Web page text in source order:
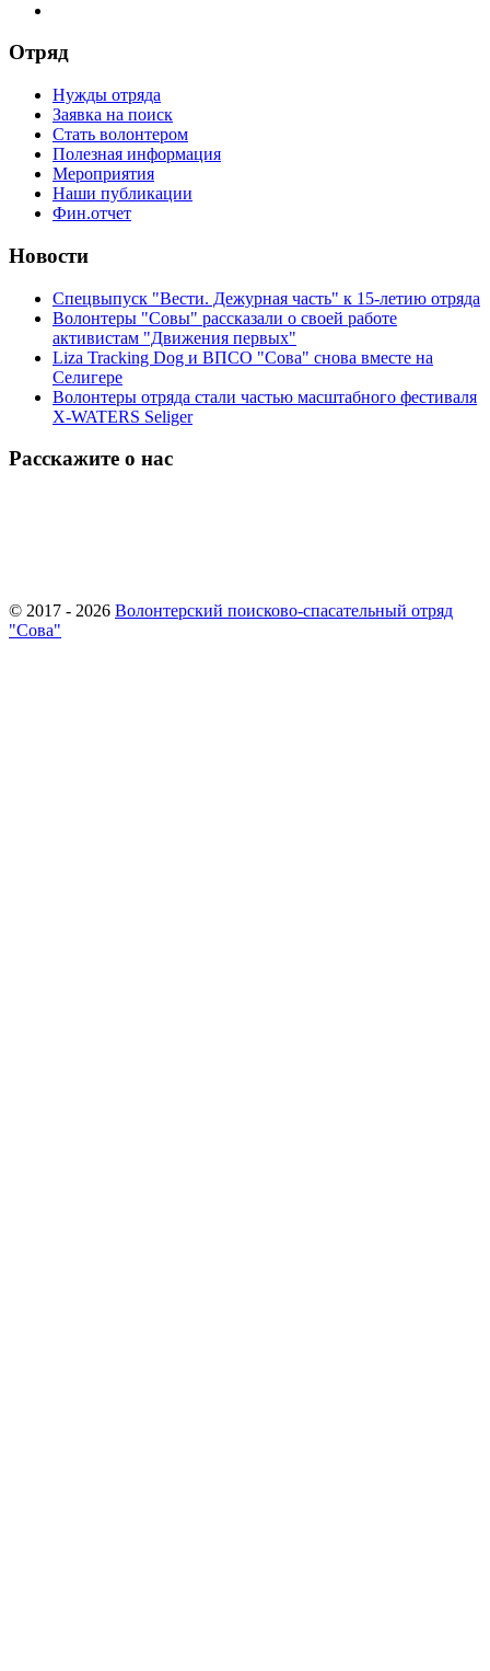
Отряд
Нужды отряда
Заявка на поиск
Стать волонтером
Полезная информация
Мероприятия
Наши публикации
Фин.отчет
Новости
Спецвыпуск "Вести. Дежурная часть" к 15-летию отряда
Волонтеры "Совы" рассказали о своей работе
активистам "Движения первых"
Liza Tracking Dog и ВПСО "Сова" снова вместе на
Селигере
Волонтеры отряда стали частью масштабного фестиваля
X-WATERS Seliger
Расскажите о нас
© 2017 - 2026 Волонтерский поисково-спасательный отряд
"Сова"